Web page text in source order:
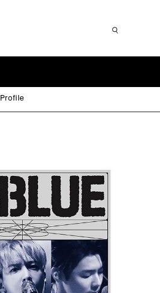
Profile